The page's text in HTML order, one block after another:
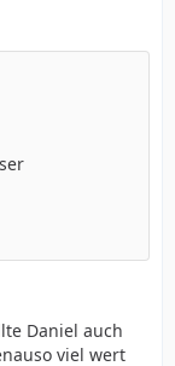
Daniel auch
viel wert